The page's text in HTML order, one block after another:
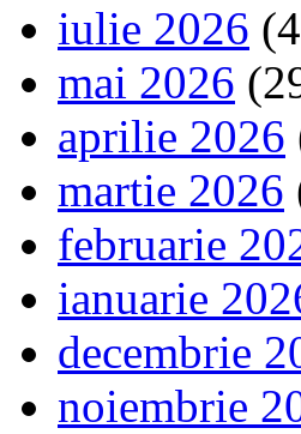
iulie 2026
mai 2026
aprilie 2026
martie 2026
februarie
ianuarie
decembrie
noiembrie